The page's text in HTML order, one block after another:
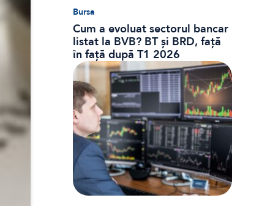
Bursa
Cum a evoluat sectorul bancar
listat la BVB? BT și BRD, față
în față după T1 2026